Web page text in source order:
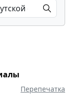
Перепечатка